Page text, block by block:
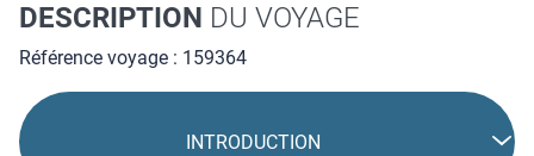
DESCRIPTION DU VOYAGE
Référence voyage : 159364
INTRODUCTION